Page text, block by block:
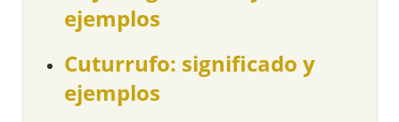
ejemplos
Cuturrufo: significado y
ejemplos